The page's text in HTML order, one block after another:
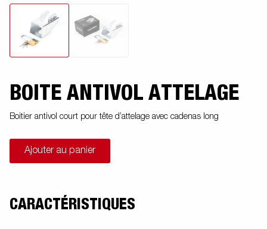
BOITE ANTIVOL ATTELAGE
Boitier antivol court pour tête d’attelage avec cadenas long
Ajouter au panier
CARACTÉRISTIQUES